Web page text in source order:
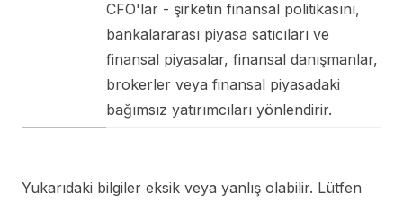
CFO'lar - şirketin finansal politikasını,
bankalararası piyasa satıcıları ve
finansal piyasalar, finansal danışmanlar,
brokerler veya finansal piyasadaki
bağımsız yatırımcıları yönlendirir.
Yukarıdaki bilgiler eksik veya yanlış olabilir. Lütfen